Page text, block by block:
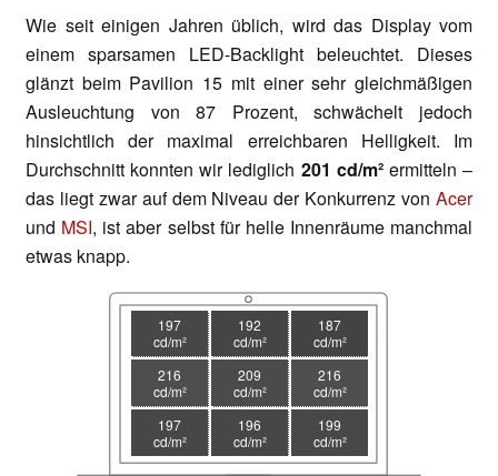
Wie seit einigen Jahren üblich, wird das Display vom
einem sparsamen LED-Backlight beleuchtet. Dieses
glänzt beim Pavilion 15 mit einer sehr gleichmäßigen
Ausleuchtung von 87 Prozent, schwächelt jedoch
hinsichtlich der maximal erreichbaren Helligkeit. Im
Durchschnitt konnten wir lediglich 201 cd/m²ermitteln –
das liegt zwar auf dem Niveau der Konkurrenz von Acer
und MSI, ist aber selbst für helle Innenräume manchmal
etwas knapp.
197
cd/m²
192
cd/m²
187
cd/m²
216
cd/m²
209
cd/m²
216
cd/m²
197
cd/m²
196
cd/m²
199
cd/m²